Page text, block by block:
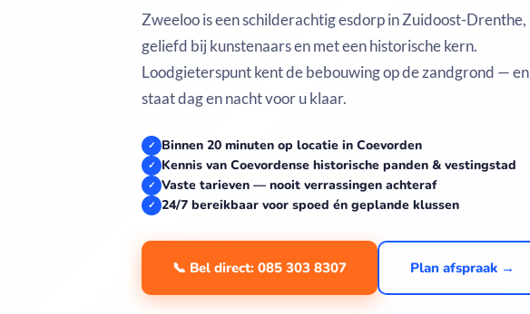
Zweeloo is een schilderachtig esdorp in Zuidoost-Drenthe,
geliefd bij kunstenaars en met een historische kern.
Loodgieterspunt kent de bebouwing op de zandgrond — en
staat dag en nacht voor u klaar.
✓ Binnen 20 minuten op locatie in Coevorden
✓ Kennis van Coevordense historische panden & vestingstad
✓ Vaste tarieven — nooit verrassingen achteraf
✓ 24/7 bereikbaar voor spoed én geplande klussen
📞 Bel direct: 085 303 8307 Plan afspraak →